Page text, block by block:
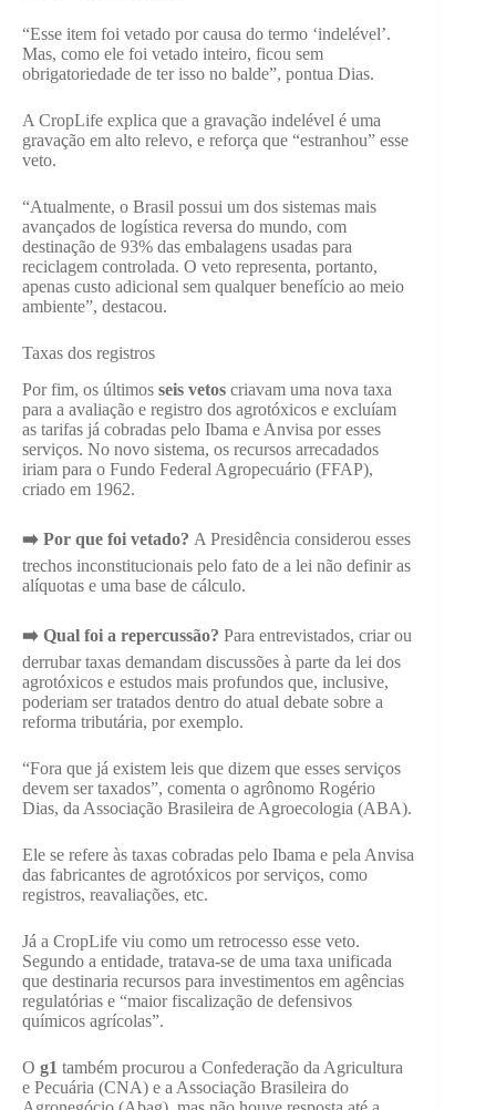
“Esse item foi vetado por causa do termo ‘indelével’.
Mas, como ele foi vetado inteiro, ficou sem
obrigatoriedade de ter isso no balde”, pontua Dias.
A CropLife explica que a gravação indelével é uma
gravação em alto relevo, e reforça que “estranhou” esse
veto.
“Atualmente, o Brasil possui um dos sistemas mais
avançados de logística reversa do mundo, com
destinação de 93% das embalagens usadas para
reciclagem controlada. O veto representa, portanto,
apenas custo adicional sem qualquer benefício ao meio
ambiente”, destacou.
Taxas dos registros
Por fim, os últimos seis vetos criavam uma nova taxa
para a avaliação e registro dos agrotóxicos e excluíam
as tarifas já cobradas pelo Ibama e Anvisa por esses
serviços. No novo sistema, os recursos arrecadados
iriam para o Fundo Federal Agropecuário (FFAP),
criado em 1962.
➡️ Por que foi vetado? A Presidência considerou esses
trechos inconstitucionais pelo fato de a lei não definir as
alíquotas e uma base de cálculo.
➡️ Qual foi a repercussão? Para entrevistados, criar ou
derrubar taxas demandam discussões à parte da lei dos
agrotóxicos e estudos mais profundos que, inclusive,
poderiam ser tratados dentro do atual debate sobre a
reforma tributária, por exemplo.
“Fora que já existem leis que dizem que esses serviços
devem ser taxados”, comenta o agrônomo Rogério
Dias, da Associação Brasileira de Agroecologia (ABA).
Ele se refere às taxas cobradas pelo Ibama e pela Anvisa
das fabricantes de agrotóxicos por serviços, como
registros, reavaliações, etc.
Já a CropLife viu como um retrocesso esse veto.
Segundo a entidade, tratava-se de uma taxa unificada
que destinaria recursos para investimentos em agências
regulatórias e “maior fiscalização de defensivos
químicos agrícolas”.
O g1 também procurou a Confederação da Agricultura
e Pecuária (CNA) e a Associação Brasileira do